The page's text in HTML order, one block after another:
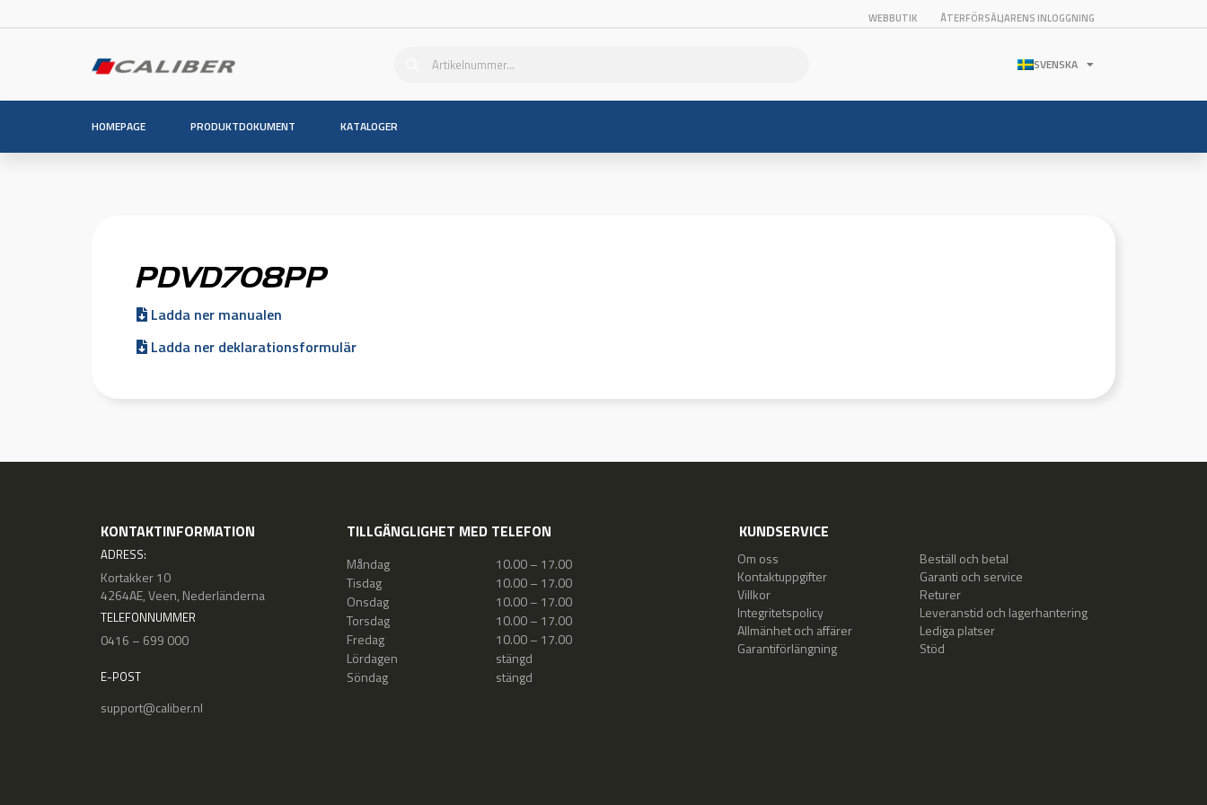
WEBBUTIK ÅTERFÖRSÄLJARENS INLOGGNING
SVENSKA
HOMEPAGE PRODUKTDOKUMENT KATALOGER
PDVD708PP
Ladda ner manualen
Ladda ner deklarationsformulär
KONTAKTINFORMATION
ADRESS:
Kortakker 10
4264AE, Veen, Nederländerna
TELEFONNUMMER
0416 – 699 000
E-POST
support@caliber.nl
TILLGÄNGLIGHET MED TELEFON
Måndag
10.00 – 17.00
Tisdag
10.00 – 17.00
Onsdag
10.00 – 17.00
Torsdag
10.00 – 17.00
Fredag
10.00 – 17.00
Lördagen
stängd
Söndag
stängd
KUNDSERVICE
Om oss
Kontaktuppgifter
Villkor
Integritetspolicy
Allmänhet och affärer
Garantiförlängning
Beställ och betal
Garanti och service
Returer
Leveranstid och lagerhantering
Lediga platser
Stöd